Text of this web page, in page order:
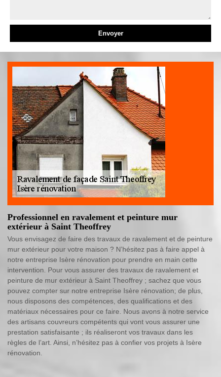
Professionnel en ravalement et peinture mur
extérieur à Saint Theoffrey
Vous envisagez de faire des travaux de ravalement et de peinture
mur extérieur pour votre maison ? N’hésitez pas à faire appel à
notre entreprise Isère rénovation pour prendre en main cette
intervention. Pour vous assurer des travaux de ravalement et
peinture de mur extérieur à Saint Theoffrey ; sachez que vous
pouvez compter sur notre entreprise Isère rénovation; de plus,
nous disposons des compétences, des qualifications et des
matériaux nécessaires pour ce faire. Nous avons à notre service
des artisans couvreurs compétents qui vont vous assurer une
prestation satisfaisante ; ils réaliseront vos travaux dans les
règles de l’art. Ainsi, n’hésitez pas à confier vos projets à Isère
rénovation.